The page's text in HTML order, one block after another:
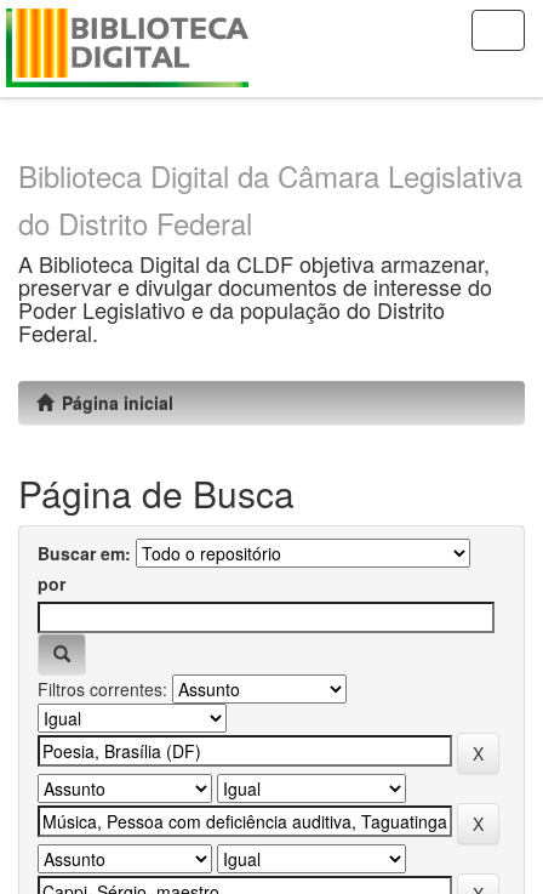
Skip
Biblioteca Digital da Câmara Legislativa
do Distrito Federal
A Biblioteca Digital da CLDF objetiva armazenar,
preservar e divulgar documentos de interesse do
Poder Legislativo e da população do Distrito
Federal.
Página inicial
Página de Busca
Buscar em:
por
Filtros correntes: